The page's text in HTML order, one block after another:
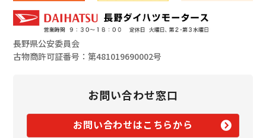
長野県公安委員会
古物商許可証番号：第481019690002号
お問い合わせ窓口
お問い合わせはこちらから